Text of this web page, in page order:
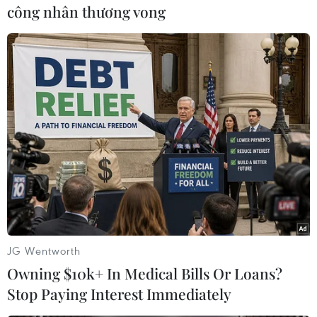
khẩu; trong đó, có 5 mặt hàng đạt kim ngạch
xuất khẩu trên 5 tỷ USD, chiếm 59,8%.
Xét theo các nhóm hàng, kim ngạch xuất khẩu
nhóm nông, lâm, thủy sản tháng 4/2021 đạt
2,167 tỷ USD, giảm 10,6% so với tháng 3/2021 và
giảm 6,4% so với cùng kỳ năm 2020, chiếm 8,5%
tổng kim ngạch xuất khẩu.
Tính chung 4 tháng đầu năm, kim ngạch xuất
khẩu nhóm hàng này đạt 8,25 tỷ USD, tăng 7,9%
so với cùng kỳ năm 2020.
công nhân thương vong
JG Wentworth
Owning $10k+ In Medical Bills Or Loans?
Stop Paying Interest Immediately